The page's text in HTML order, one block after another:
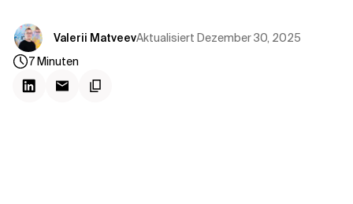
Valerii MatveevAktualisiert Dezember 30, 2025
7Minuten